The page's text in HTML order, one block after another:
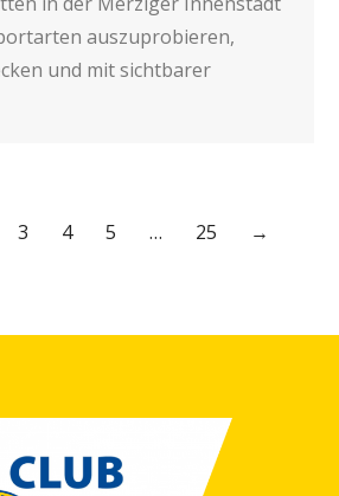
auszuprobieren,
und mit sichtbarer
3 4 5 … 25 →